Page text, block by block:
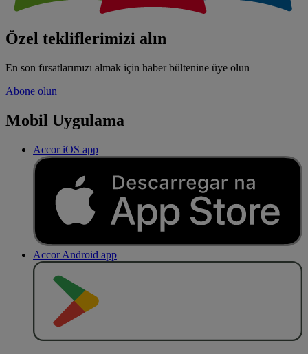
Özel tekliflerimizi alın
En son fırsatlarımızı almak için haber bültenine üye olun
Abone olun
Mobil Uygulama
Accor iOS app
Accor Android app